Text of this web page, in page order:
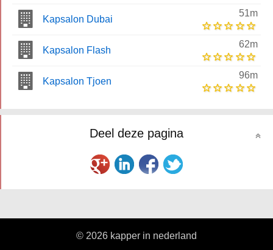
Kapsalon Dubai
51m
Kapsalon Flash
62m
Kapsalon Tjoen
96m
Deel deze pagina
© 2026 kapper in nederland